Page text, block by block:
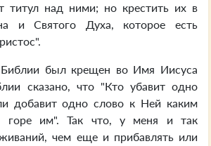
титул над ними; но крестить их в
и Святого Духа, которое есть
был крещен во Имя Иисуса
сказано, что "Кто убавит одно
добавит одно слово к Ней каким
горе им". Так что, у меня и так
чем еще и прибавлять или